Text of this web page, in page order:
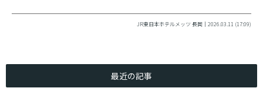
JR東日本ホテルメッツ 長岡｜2026.03.11 (17:09)
最近の記事